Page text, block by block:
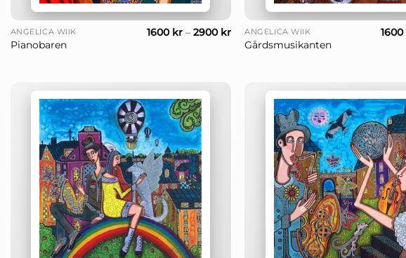
+
ANGELICA WIIK
Pianobaren
1600 kr– 2900 kr
+
ANGELICA WIIK
Gårdsmusikanten
1600